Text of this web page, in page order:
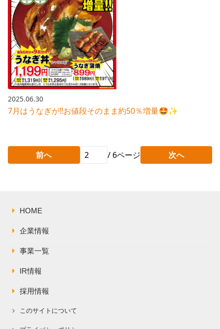
2025.06.30
7月はうなぎが‼️お値段そのまま約50％増量🤩✨
前へ / 6ページ 次へ
HOME
企業情報
事業一覧
IR情報
採用情報
このサイトについて